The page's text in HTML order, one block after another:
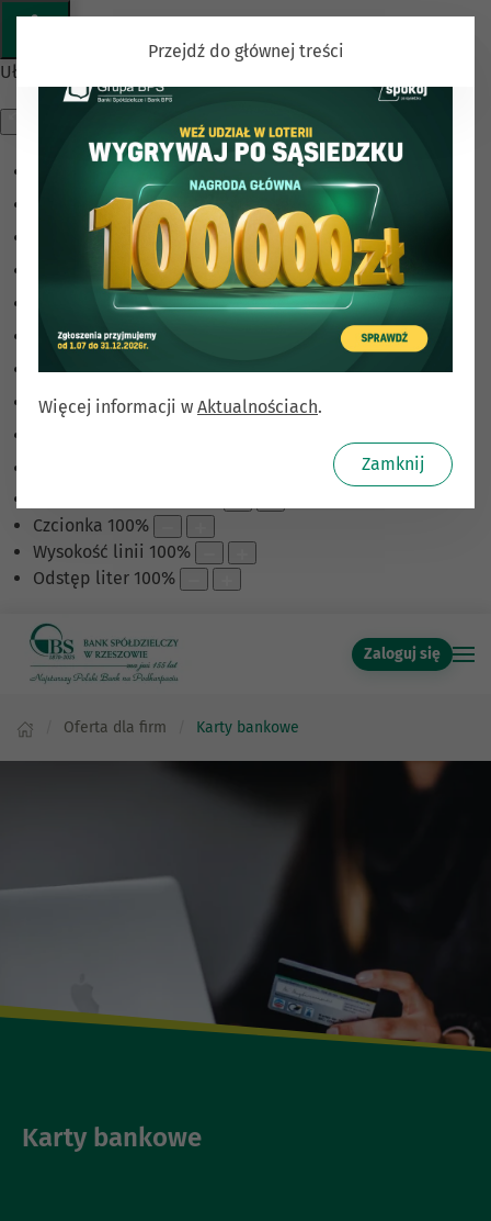
Ułatwienia dostępu
Monochromatyczny
Ciemny kontrast
Jasny kontrast
Niskie nasycenie
Wysokie nasycenie
Zaznacz linki
Zaznacz nagłówki
Czcionka 100%
Wysokość linii 100%
Odstęp liter 100%
Przejdź do głównej treści
Zaloguj się
Oferta dla firm Karty bankowe
Karty bankowe
Więcej informacji w Aktualnościach.
Zamknij